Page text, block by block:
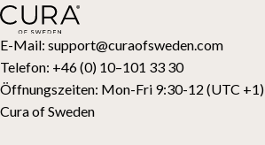
E-Mail: support@curaofsweden.com
Telefon: +46 (0) 10–101 33 30
Öffnungszeiten: Mon-Fri 9:30-12 (UTC +1)
Cura of Sweden
Topper
Geschenkkarte